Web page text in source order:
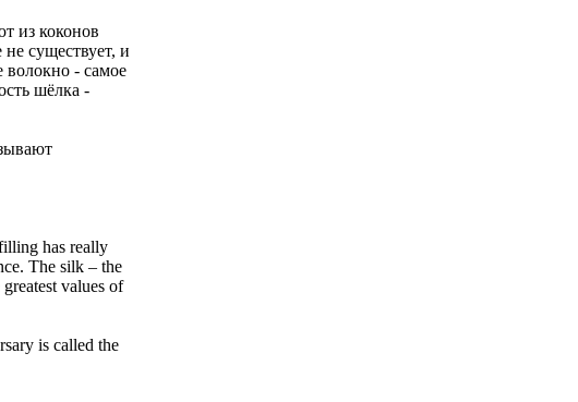
из коконов
существует, и
волокно - самое
шёлка -
has really
The silk – the
values of
is called the